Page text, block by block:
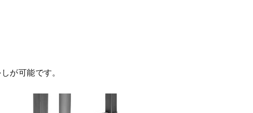
が可能です。